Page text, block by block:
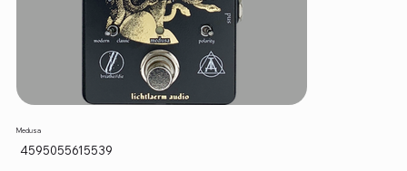
Medusa
SKU：
4595055615539